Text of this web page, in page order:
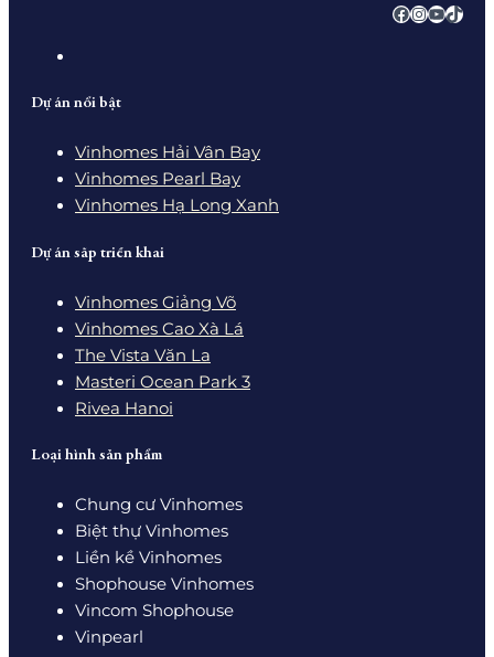
Facebook
Dự án nổi bật
Vinhomes Hải Vân Bay
Vinhomes Pearl Bay
Vinhomes Hạ Long Xanh
Dự án sắp triển khai
Vinhomes Giảng Võ
Vinhomes Cao Xà Lá
The Vista Văn La
Masteri Ocean Park 3
Rivea Hanoi
Loại hình sản phẩm
Chung cư Vinhomes
Biệt thự Vinhomes
Liền kề Vinhomes
Shophouse Vinhomes
Vincom Shophouse
Vinpearl